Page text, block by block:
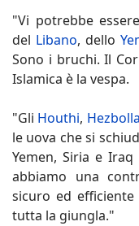
"Vi potrebbe
del Libano, dello
Sono i bruchi. Il
Islamica è la vespa.
"Gli Houthi,
le uova che si
Yemen, Siria e
abbiamo una
sicuro ed
tutta la giungla."